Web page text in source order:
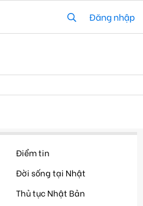
Đăng nhập
Điểm tin
Đời sống tại Nhật
Thủ tục Nhật Bản